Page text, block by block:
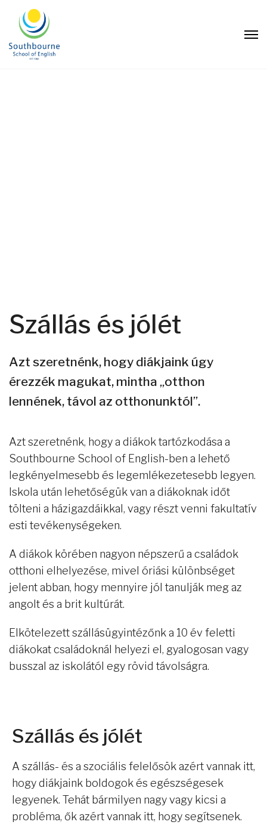
Szállás és jólét
Azt szeretnénk, hogy diákjaink úgy
érezzék magukat, mintha „otthon
lennének, távol az otthonunktól”.
Azt szeretnénk, hogy a diákok tartózkodása a
Southbourne School of English-ben a lehető
legkényelmesebb és legemlékezetesebb legyen.
Iskola után lehetőségük van a diákoknak időt
tölteni a házigazdáikkal, vagy részt venni fakultatív
esti tevékenységeken.
A diákok körében nagyon népszerű a családok
otthoni elhelyezése, mivel óriási különbséget
jelent abban, hogy mennyire jól tanulják meg az
angolt és a brit kultúrát.
Elkötelezett szállásügyintézőnk a 10 év feletti
diákokat családoknál helyezi el, gyalogosan vagy
busszal az iskolától egy rövid távolságra.
Szállás és jólét
A szállás- és a szociális felelősök azért vannak itt,
hogy diákjaink boldogok és egészségesek
legyenek. Tehát bármilyen nagy vagy kicsi a
probléma, ők azért vannak itt, hogy segítsenek.